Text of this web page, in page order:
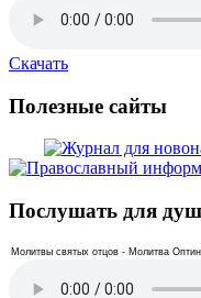
Скачать
Полезные сайты
Послушать для
Молитвы святых отцов - Молитва